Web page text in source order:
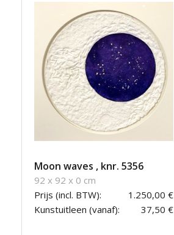
Moon waves , knr. 5356
92 x 92 x 0 cm
Prijs (incl. BTW):
1.250,00 €
Kunstuitleen (vanaf):
37,50 €